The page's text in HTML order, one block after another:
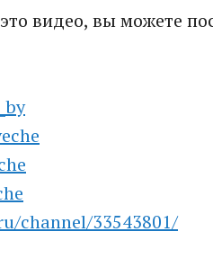
видео, вы можете
channel/33543801/